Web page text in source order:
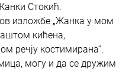
Стокић.
изложбе „Жанка у мом
кићена,
речју костимирана“.
могу и да се дружим